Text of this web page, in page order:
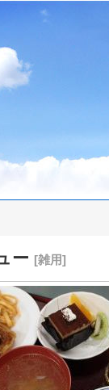
ー [雑用]